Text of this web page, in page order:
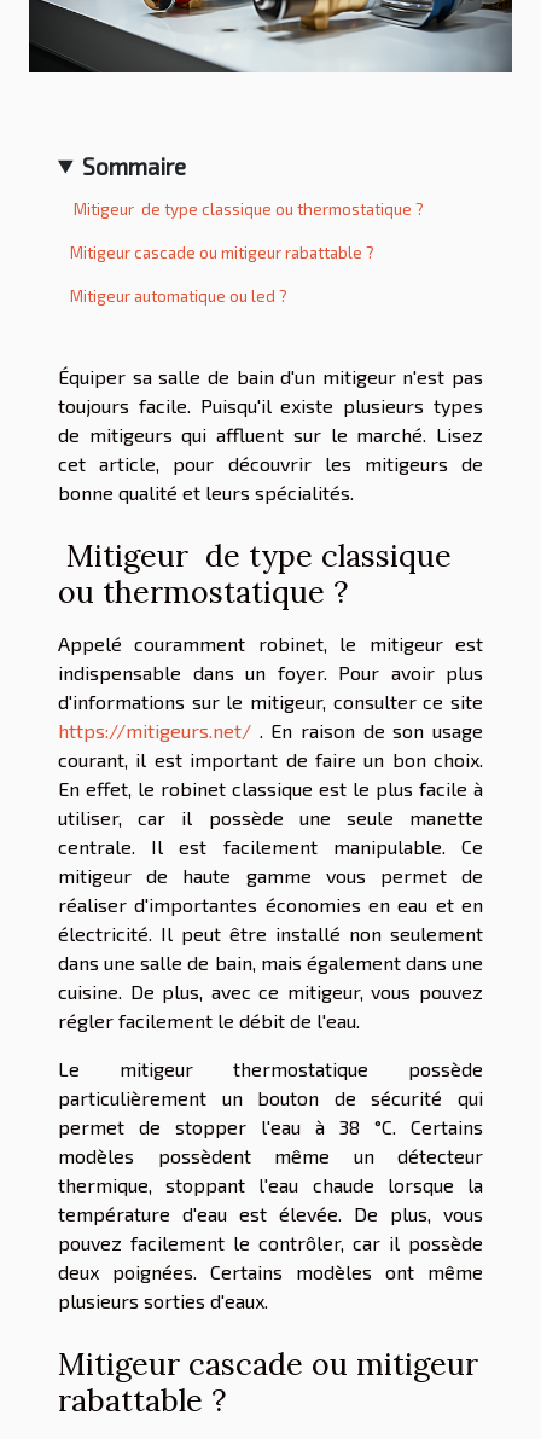
Sommaire
Mitigeur de type classique ou thermostatique ?
Mitigeur cascade ou mitigeur rabattable ?
Mitigeur automatique ou led ?
Équiper sa salle de bain d'un mitigeur n'est pas
toujours facile. Puisqu'il existe plusieurs types
de mitigeurs qui affluent sur le marché. Lisez
cet article, pour découvrir les mitigeurs de
bonne qualité et leurs spécialités.
Mitigeur de type classique
ou thermostatique ?
Appelé couramment robinet, le mitigeur est
indispensable dans un foyer. Pour avoir plus
d'informations sur le mitigeur, consulter ce site
https://mitigeurs.net/ . En raison de son usage
courant, il est important de faire un bon choix.
En effet, le robinet classique est le plus facile à
utiliser, car il possède une seule manette
centrale. Il est facilement manipulable. Ce
mitigeur de haute gamme vous permet de
réaliser d'importantes économies en eau et en
électricité. Il peut être installé non seulement
dans une salle de bain, mais également dans une
cuisine. De plus, avec ce mitigeur, vous pouvez
régler facilement le débit de l'eau.
Le mitigeur thermostatique possède
particulièrement un bouton de sécurité qui
permet de stopper l'eau à 38 °C. Certains
modèles possèdent même un détecteur
thermique, stoppant l'eau chaude lorsque la
température d'eau est élevée. De plus, vous
pouvez facilement le contrôler, car il possède
deux poignées. Certains modèles ont même
plusieurs sorties d'eaux.
Mitigeur cascade ou mitigeur
rabattable ?